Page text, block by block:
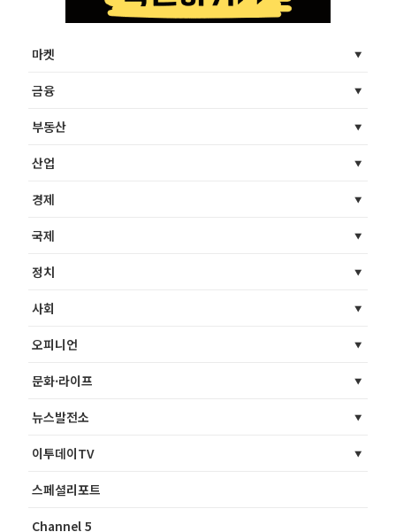
마켓
금융
부동산
산업
경제
국제
정치
사회
오피니언
문화·라이프
뉴스발전소
이투데이TV
스페셜리포트
Channel 5